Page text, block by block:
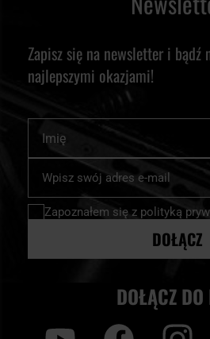
Zapisz się na newsletter i bądź
najlepszymi okazjami!
nasz
newsletter:
Zapoznałem się z polityką
DOŁĄCZ
DOŁĄCZ DO